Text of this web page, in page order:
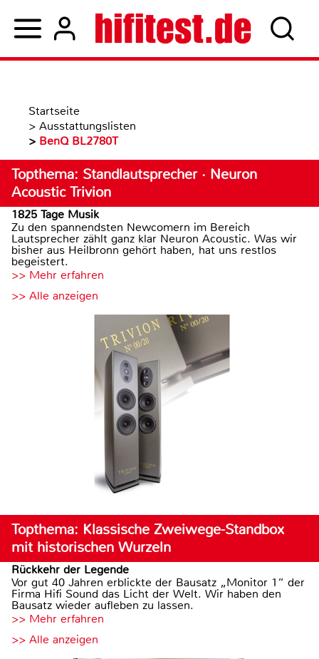
Startseite
> Ausstattungslisten
> BenQ BL2780T
Topthema: Standlautsprecher · Neuron
Acoustic Trivion
1825 Tage Musik
Zu den spannendsten Newcomern im Bereich
Lautsprecher zählt ganz klar Neuron Acoustic. Was wir
bisher aus Heilbronn gehört haben, hat uns restlos
begeistert.
>> Mehr erfahren
>> Alle anzeigen
Topthema: Klassische Zweiwege-Standbox
mit historischen Wurzeln
Rückkehr der Legende
Vor gut 40 Jahren erblickte der Bausatz „Monitor 1“ der
Firma Hifi Sound das Licht der Welt. Wir haben den
Bausatz wieder aufleben zu lassen.
>> Mehr erfahren
>> Alle anzeigen